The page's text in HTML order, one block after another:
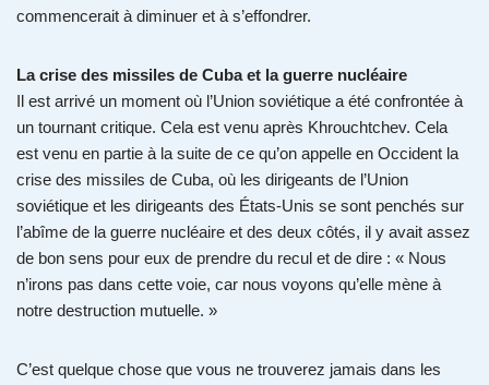
commencerait à diminuer et à s’effondrer.
La crise des missiles de Cuba et la guerre nucléaire
Il est arrivé un moment où l’Union soviétique a été confrontée à
un tournant critique. Cela est venu après Khrouchtchev. Cela
est venu en partie à la suite de ce qu’on appelle en Occident la
crise des missiles de Cuba, où les dirigeants de l’Union
soviétique et les dirigeants des États-Unis se sont penchés sur
l’abîme de la guerre nucléaire et des deux côtés, il y avait assez
de bon sens pour eux de prendre du recul et de dire : « Nous
n’irons pas dans cette voie, car nous voyons qu’elle mène à
notre destruction mutuelle. »
C’est quelque chose que vous ne trouverez jamais dans les